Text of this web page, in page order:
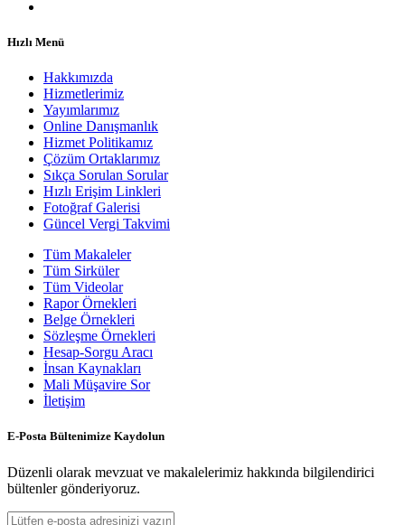
Hızlı Menü
Hakkımızda
Hizmetlerimiz
Yayımlarımız
Online Danışmanlık
Hizmet Politikamız
Çözüm Ortaklarımız
Sıkça Sorulan Sorular
Hızlı Erişim Linkleri
Fotoğraf Galerisi
Güncel Vergi Takvimi
Tüm Makaleler
Tüm Sirküler
Tüm Videolar
Rapor Örnekleri
Belge Örnekleri
Sözleşme Örnekleri
Hesap-Sorgu Aracı
İnsan Kaynakları
Mali Müşavire Sor
İletişim
E-Posta Bültenimize Kaydolun
Düzenli olarak mevzuat ve makalelerimiz hakkında bilgilendirici
bültenler gönderiyoruz.